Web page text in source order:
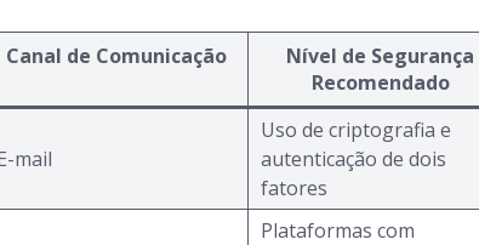
Canal de Comunicação
Nível de Segurança
Recomendado
mail
Uso de criptografia e
autenticação de dois
fatores
Plataformas com